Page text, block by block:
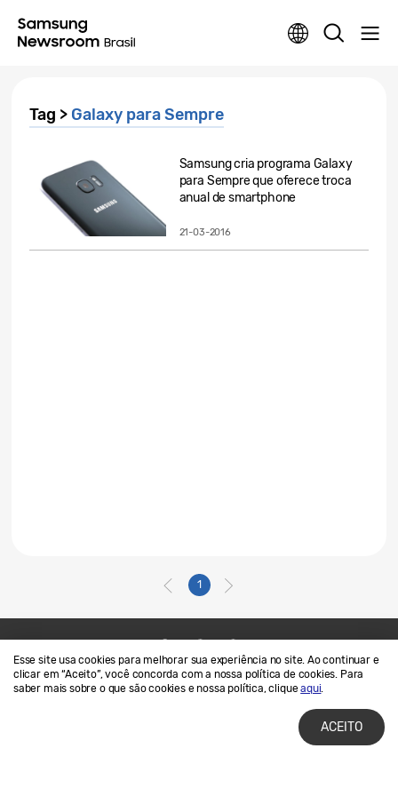
Esse site usa cookies para melhorar sua experiência no site. Ao continuar e
clicar em “Aceito”, você concorda com a nossa política de cookies. Para
saber mais sobre o que são cookies e nossa política, cliqueaqui.
ACEITO
Tag > Galaxy para Sempre
Samsung cria programa Galaxy
para Sempre que oferece troca
anual de smartphone
21-03-2016
1
Contato
SAMSUNG.COM
Termos de Uso
Privacidade e Cookies